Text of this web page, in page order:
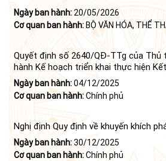
Ngày ban hành: 20/05/2026
Cơ quan ban hành:BỘ VĂN HÓA, THỂ
Quyết định số 2640/QĐ-TTg của Thủ
hành Kế hoạch triển khai thực hiện
ngày 21 tháng 6 năm 2024 của Bộ
hiện Nghị quyết số 23-NQ/TW ngày 16
của Bộ Chính trị (khóa X) về "tiếp tục
văn học, nghệ thuật trong thời kỳ mới"
Ngày ban hành:04/12/2025
Cơ quan ban hành:Chính phủ
Nghị định Quy định về khuyến khích
Ngày ban hành:30/12/2025
Cơ quan ban hành:Chính phủ